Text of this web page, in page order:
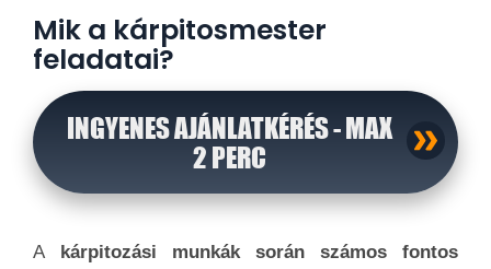
Mik a kárpitosmester
feladatai?
INGYENES AJÁNLATKÉRÉS - MAX
2 PERC
A kárpitozási munkák során számos fontos